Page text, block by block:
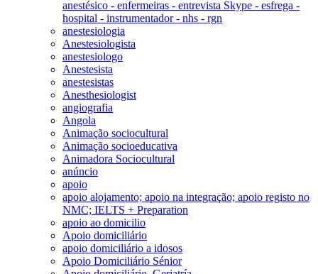
anestésico - enfermeiras - entrevista Skype - esfrega -
hospital - instrumentador - nhs - rgn
anestesiologia
Anestesiologista
anestesiologo
Anestesista
anestesistas
Anesthesiologist
angiografia
Angola
Animação sociocultural
Animação socioeducativa
Animadora Sociocultural
anúncio
apoio
apoio alojamento; apoio na integração; apoio registo no
NMC; IELTS + Preparation
apoio ao domicilio
Apoio domiciliário
apoio domiciliário a idosos
Apoio Domiciliário Sénior